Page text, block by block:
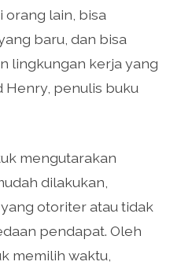
orang lain, bisa
baru, dan bisa
lingkungan kerja yang
Henry, penulis buku
mengutarakan
dilakukan,
otoriter atau tidak
pendapat. Oleh
memilih waktu,